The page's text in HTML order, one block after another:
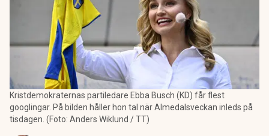
Kristdemokraternas partiledare Ebba Busch (KD) får flest
googlingar. På bilden håller hon tal när Almedalsveckan inleds på
tisdagen. (Foto: Anders Wiklund / TT)